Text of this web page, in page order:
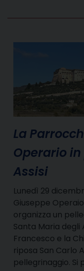
La
Operario
Assisi
Lunedì 29
Giuseppe
organizza un
Santa Maria degli
Francesco e la
riposa San Carlo
pellegrinaggio. Si